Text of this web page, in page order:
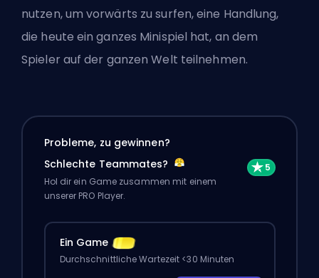
nutzen, um vorwärts zu surfen, eine Handlung,
die heute ein ganzes Minispiel hat, an dem
Spieler auf der ganzen Welt teilnehmen.
Probleme, zu gewinnen?
Schlechte Teammates?
Hol dir ein Game zusammen mit einem
unserer PRO Player.
Ein Game
Durchschnittliche Wartezeit <30 Minuten